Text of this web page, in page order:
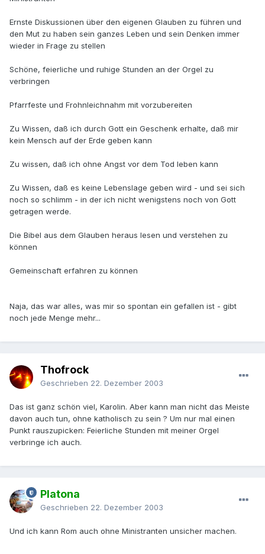
Ernste Diskussionen über den eigenen Glauben zu führen und
den Mut zu haben sein ganzes Leben und sein Denken immer
wieder in Frage zu stellen
Schöne, feierliche und ruhige Stunden an der Orgel zu
verbringen
Pfarrfeste und Frohnleichnahm mit vorzubereiten
Zu Wissen, daß ich durch Gott ein Geschenk erhalte, daß mir
kein Mensch auf der Erde geben kann
Zu wissen, daß ich ohne Angst vor dem Tod leben kann
Zu Wissen, daß es keine Lebenslage geben wird - und sei sich
noch so schlimm - in der ich nicht wenigstens noch von Gott
getragen werde.
Die Bibel aus dem Glauben heraus lesen und verstehen zu
können
Gemeinschaft erfahren zu können
Naja, das war alles, was mir so spontan ein gefallen ist - gibt
noch jede Menge mehr...
Thofrock
Geschrieben 22. Dezember 2003
Das ist ganz schön viel, Karolin. Aber kann man nicht das Meiste
davon auch tun, ohne katholisch zu sein ? Um nur mal einen
Punkt rauszupicken: Feierliche Stunden mit meiner Orgel
verbringe ich auch.
Platona
Geschrieben 22. Dezember 2003
Und ich kann Rom auch ohne Ministranten unsicher machen.